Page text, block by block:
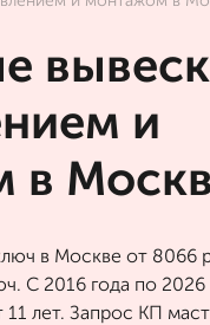
и
в
в Москве от 8066
С 2016 года по
лет. Запрос КП